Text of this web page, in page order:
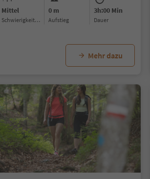
Mittel
Schwierigkeitsgrad
0 m
Aufstieg
3h:00 Min
Dauer
Mehr dazu